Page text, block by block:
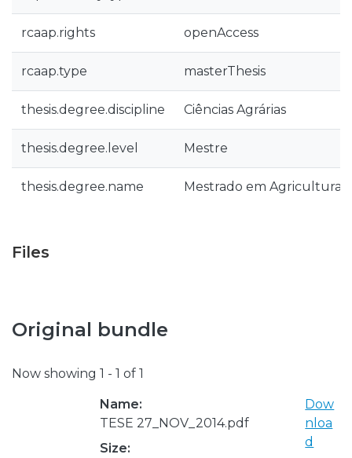
rcaap.rights openAccess
rcaap.type masterThesis
thesis.degree.discipline Ciências Agrárias
thesis.degree.level Mestre
thesis.degree.name Mestrado em Agricultura
Files
Original bundle
Now showing 1 - 1 of 1
Name:
TESE 27_NOV_2014.pdf
Size:
Dow
nloa
d